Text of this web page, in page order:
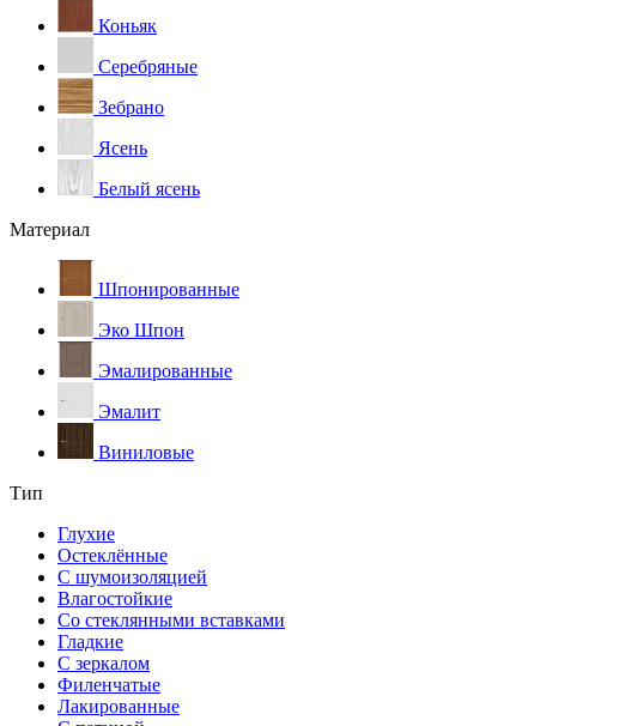
Коньяк
Серебряные
Зебрано
Ясень
Белый ясень
Материал
Шпонированные
Эко Шпон
Эмалированные
Эмалит
Виниловые
Тип
Глухие
Остеклённые
С шумоизоляцией
Влагостойкие
Со стеклянными вставками
Гладкие
С зеркалом
Филенчатые
Лакированные